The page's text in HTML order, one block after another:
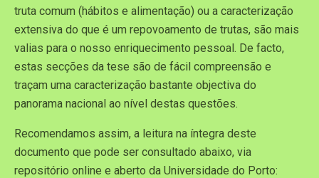
truta comum (hábitos e alimentação) ou a caracterização
extensiva do que é um repovoamento de trutas, são mais
valias para o nosso enriquecimento pessoal. De facto,
estas secções da tese são de fácil compreensão e
traçam uma caracterização bastante objectiva do
panorama nacional ao nível destas questões.
Recomendamos assim, a leitura na íntegra deste
documento que pode ser consultado abaixo, via
repositório online e aberto da Universidade do Porto: